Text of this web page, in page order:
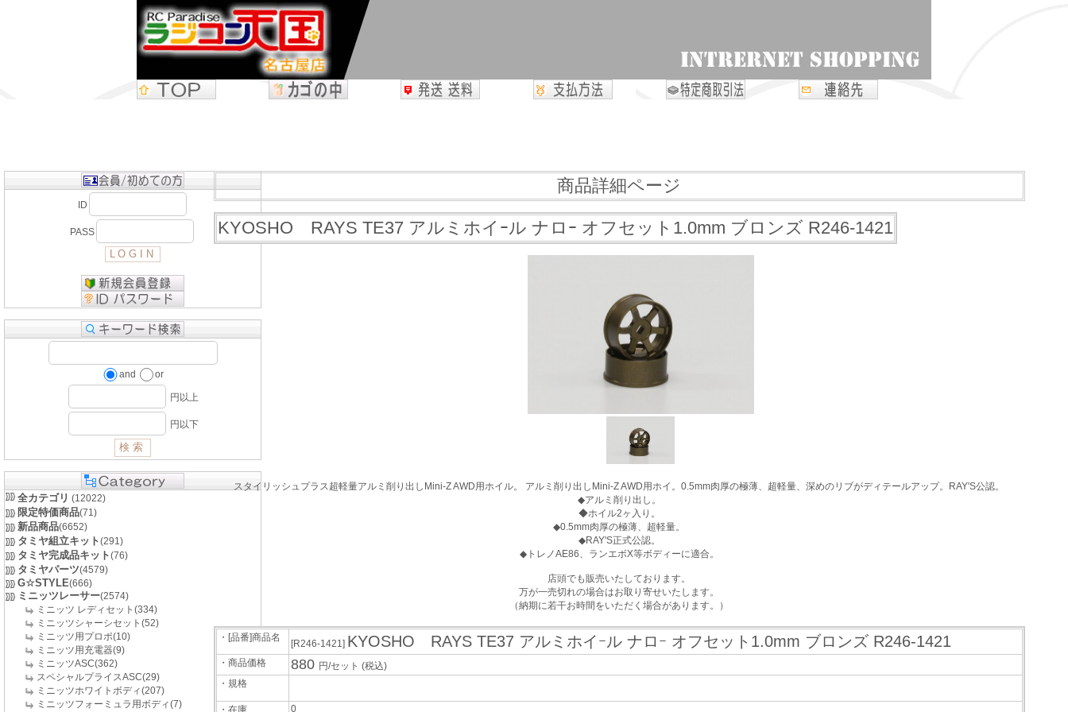
ID
PASS
and or
円以上
円以下
全カテゴリ (12022)
限定特価商品(71)
新品商品(6652)
タミヤ組立キット(291)
タミヤ完成品キット(76)
タミヤパーツ(4579)
G☆STYLE(666)
ミニッツレーサー(2574)
ミニッツ レディセット(334)
ミニッツシャーシセット(52)
ミニッツ用プロポ(10)
ミニッツ用充電器(9)
ミニッツASC(362)
スペシャルプライスASC(29)
ミニッツホワイトボディ(207)
ミニッツフォーミュラ用ボディ(7)
商品詳細ページ
KYOSHO RAYS TE37 アルミホイｰル ナロｰ オフセット1.0mm ブロンズ R246-1421
スタイリッシュプラス超軽量アルミ削り出しMini-Z AWD用ホイル。 アルミ削り出しMini-Z AWD用ホイ。0.5mm肉厚の極薄、超軽量、深めのリブがディテールアップ。RAY'S公認。
◆アルミ削り出し。
◆ホイル2ヶ入り。
◆0.5mm肉厚の極薄、超軽量。
◆RAY'S正式公認。
◆トレノAE86、ランエボX等ボディーに適合。
店頭でも販売いたしております。
万が一売切れの場合はお取り寄せいたします。
（納期に若干お時間をいただく場合があります。）
・[品番]商品名
[R246-1421] KYOSHO RAYS TE37 アルミホイｰル ナロｰ オフセット1.0mm ブロンズ R246-1421
・商品価格 880 円/セット (税込)
・規格
・在庫
0